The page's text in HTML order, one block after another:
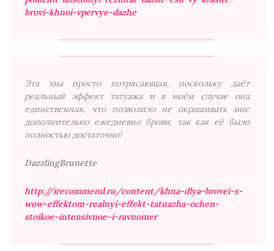
brovi-khnoi-vpervye-dazhe
Эта хна просто потрясающая, поскольку даёт
реальный эффект татуажа и в моём случае она
единственная, что позволило не окрашивать мне
дополнительно ежедневно брови, так как её было
полностью достаточно!
DazzlingBrunette
http://irecommend.ru/content/khna-dlya-brovei-s-
wow-effektom-realnyi-effekt-tatuazha-ochen-
stoikoe-intensivnoe-i-ravnomer